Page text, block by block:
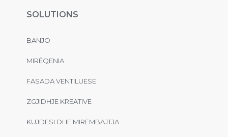
SOLUTIONS
BANJO
MIRËQENIA
FASADA VENTILUESE
ZGJIDHJE KREATIVE
KUJDESI DHE MIRËMBAJTJA